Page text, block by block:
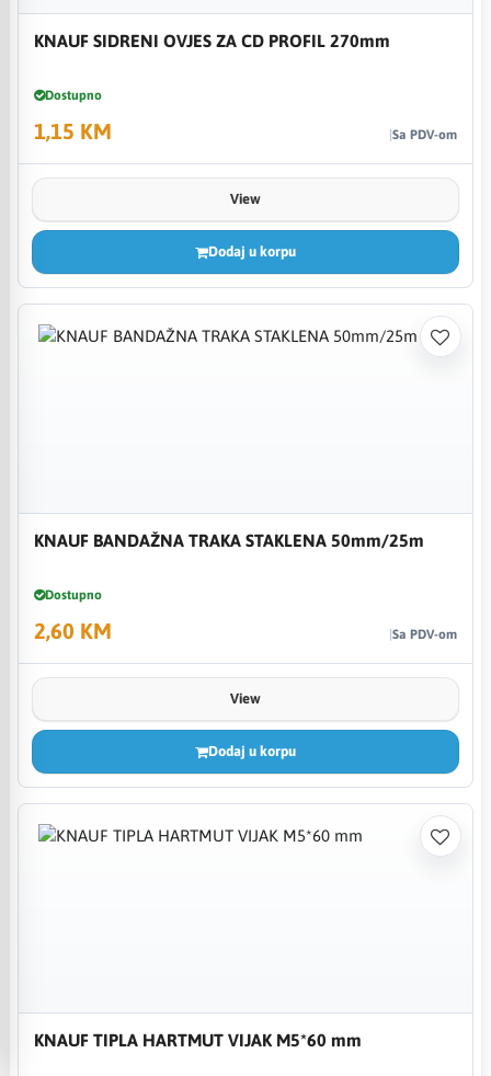
KNAUF SIDRENI OVJES ZA CD PROFIL 270mm
Dostupno
1,15 KM Sa PDV-om
View
Dodaj u korpu
KNAUF BANDAŽNA TRAKA STAKLENA 50mm/25m
Dostupno
2,60 KM Sa PDV-om
View
Dodaj u korpu
KNAUF TIPLA HARTMUT VIJAK M5*60 mm